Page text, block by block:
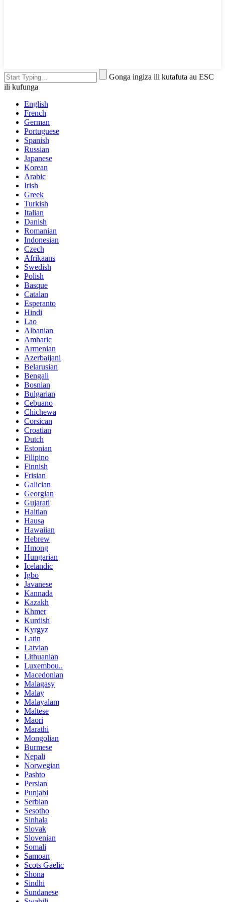
Gonga ingiza ili kutafuta au ESC
ili kufunga
English
French
German
Portuguese
Spanish
Russian
Japanese
Korean
Arabic
Irish
Greek
Turkish
Italian
Danish
Romanian
Indonesian
Czech
Afrikaans
Swedish
Polish
Basque
Catalan
Esperanto
Hindi
Lao
Albanian
Amharic
Armenian
Azerbaijani
Belarusian
Bengali
Bosnian
Bulgarian
Cebuano
Chichewa
Corsican
Croatian
Dutch
Estonian
Filipino
Finnish
Frisian
Galician
Georgian
Gujarati
Haitian
Hausa
Hawaiian
Hebrew
Hmong
Hungarian
Icelandic
Igbo
Javanese
Kannada
Kazakh
Khmer
Kurdish
Kyrgyz
Latin
Latvian
Lithuanian
Luxembou..
Macedonian
Malagasy
Malay
Malayalam
Maltese
Maori
Marathi
Mongolian
Burmese
Nepali
Norwegian
Pashto
Persian
Punjabi
Serbian
Sesotho
Sinhala
Slovak
Slovenian
Somali
Samoan
Scots Gaelic
Shona
Sindhi
Sundanese